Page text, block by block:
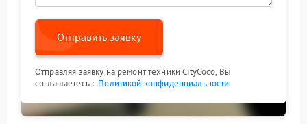
Отправить заявку
Отправляя заявку на ремонт техники CityCoco, Вы
соглашаетесь с Политикой конфиденциальности